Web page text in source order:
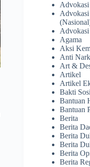
Agama
Aksi
Anti
Art &
Artikel
Artikel
Bakti
Bantuan
Bantuan
Berita
Berita
Berita
Berita
Berita
Berita